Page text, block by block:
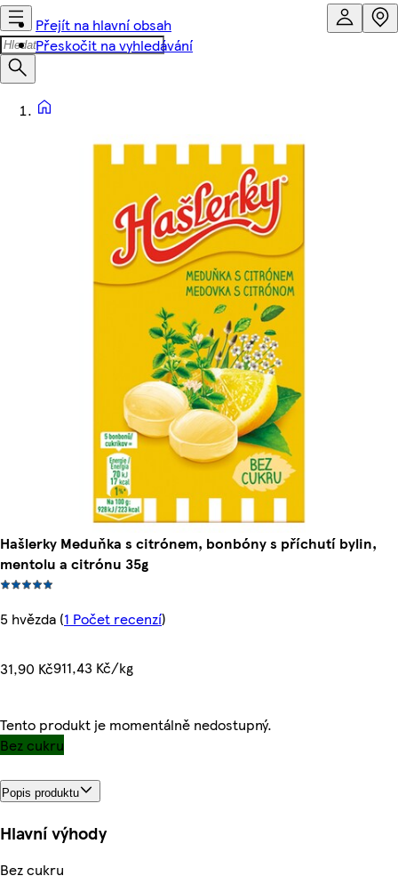
Přejít na hlavní obsah
Přeskočit na vyhledávání
Hašlerky Meduňka s citrónem, bonbóny s příchutí bylin,
mentolu a citrónu 35g
5 hvězda (1 Počet recenzí)
31,90 Kč911,43 Kč/kg
Tento produkt je momentálně nedostupný.
Bez cukru
Popis produktu
Hlavní výhody
Bez cukru